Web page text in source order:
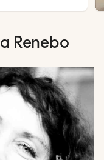
Renebo